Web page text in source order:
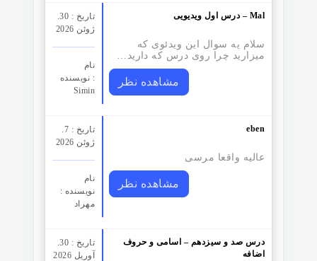
تاریخ : 30.
ژوئن 2026
نام
نویسنده :
Simin
درس اول ویدیویی – Mal
سلام یه سوال این ویدئوی که
میزارید چرا روی درس که دارید…
مشاهده نظر
تاریخ : 7.
ژوئن 2026
نام
نویسنده :
مهراد
eben
عالیه واقعا مرسی
مشاهده نظر
تاریخ : 30.
آوریل 2026
درس صد و سیزدهم – اسامی و حروف
اضافه